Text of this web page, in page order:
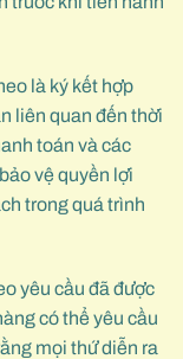
là ký kết hợp
liên quan đến thời
toán và các
vệ quyền lợi
trong quá trình
yêu cầu đã được
có thể yêu cầu
mọi thứ diễn ra